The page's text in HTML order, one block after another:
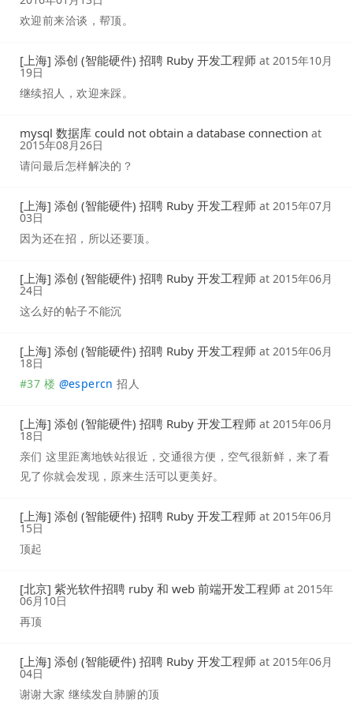
欢迎前来洽谈，帮顶。
[上海] 添创 (智能硬件) 招聘 Ruby 开发工程师 at 2015年10月
19日
继续招人，欢迎来踩。
mysql 数据库 could not obtain a database connection at
2015年08月26日
请问最后怎样解决的？
[上海] 添创 (智能硬件) 招聘 Ruby 开发工程师 at 2015年07月
03日
因为还在招，所以还要顶。
[上海] 添创 (智能硬件) 招聘 Ruby 开发工程师 at 2015年06月
24日
这么好的帖子不能沉
[上海] 添创 (智能硬件) 招聘 Ruby 开发工程师 at 2015年06月
18日
#37 楼 @espercn 招人
[上海] 添创 (智能硬件) 招聘 Ruby 开发工程师 at 2015年06月
18日
亲们 这里距离地铁站很近，交通很方便，空气很新鲜，来了看
见了你就会发现，原来生活可以更美好。
[上海] 添创 (智能硬件) 招聘 Ruby 开发工程师 at 2015年06月
15日
顶起
[北京] 紫光软件招聘 ruby 和 web 前端开发工程师 at 2015年
06月10日
再顶
[上海] 添创 (智能硬件) 招聘 Ruby 开发工程师 at 2015年06月
04日
谢谢大家 继续发自肺腑的顶